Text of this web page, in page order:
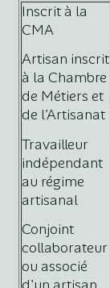
Inscrit à la
CMA
Artisan inscrit
à la Chambre
de Métiers et
de l'Artisanat
Travailleur
indépendant
au régime
artisanal
Conjoint
collaborateur
ou associé